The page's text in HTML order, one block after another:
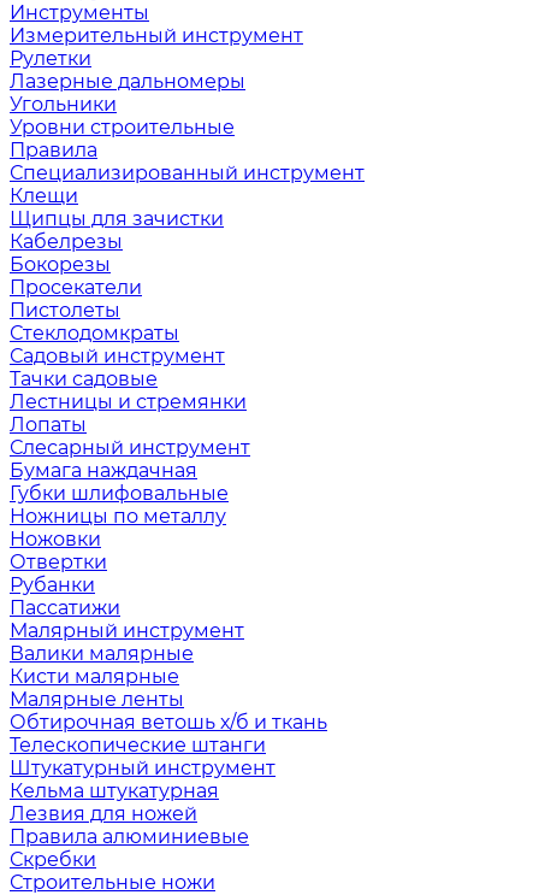
Инструменты
Измерительный инструмент
Рулетки
Лазерные дальномеры
Угольники
Уровни строительные
Правила
Специализированный инструмент
Клещи
Щипцы для зачистки
Кабелрезы
Бокорезы
Просекатели
Пистолеты
Стеклодомкраты
Садовый инструмент
Тачки садовые
Лестницы и стремянки
Лопаты
Слесарный инструмент
Бумага наждачная
Губки шлифовальные
Ножницы по металлу
Ножовки
Отвертки
Рубанки
Пассатижи
Малярный инструмент
Валики малярные
Кисти малярные
Малярные ленты
Обтирочная ветошь х/б и ткань
Телескопические штанги
Штукатурный инструмент
Кельма штукатурная
Лезвия для ножей
Правила алюминиевые
Скребки
Строительные ножи